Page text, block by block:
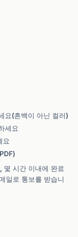
요(흔백이 아닌 컬러)
세요
요
몇 시간 이내에 완료
일로 통보를 받습니